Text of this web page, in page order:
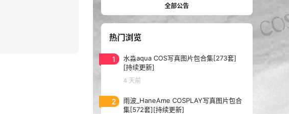
全部公告
热门浏览
1
水淼aqua COS写真图片包合集[273套]
[持续更新]
4 天前
2
雨波_HaneAme COSPLAY写真图片包合
集[572套][持续更新]